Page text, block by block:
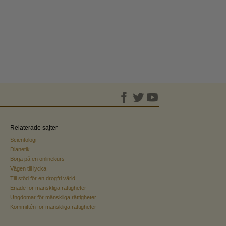
Relaterade sajter
Scientologi
Dianetik
Börja på en onlinekurs
Vägen till lycka
Till stöd för en drogfri värld
Enade för mänskliga rättigheter
Ungdomar för mänskliga rättigheter
Kommittén för mänskliga rättigheter